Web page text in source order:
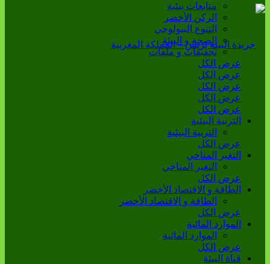
متابعات بيئية
الركن الأخضر
التنوع البيولوجي
الصحة و البيئة
تحقيقات و ملفات
عرض الكل
عرض الكل
عرض الكل
عرض الكل
عرض الكل
التربية البيئية
التربية البيئية
عرض الكل
التغير المناخي
التغير المناخي
عرض الكل
الطاقة و الاقتصاد الأخضر
الطاقة و الاقتصاد الأخضر
عرض الكل
الموارد المائية
الموارد المائية
عرض الكل
قناة البيئة